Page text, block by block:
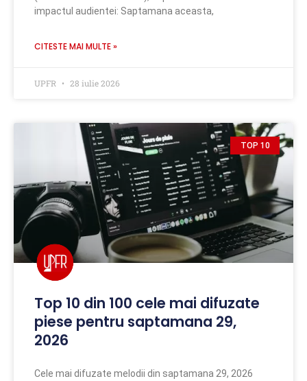
impactul audientei: Saptamana aceasta,
CITESTE MAI MULTE »
UPFR 28 iulie 2026
TOP 10
Top 10 din 100 cele mai difuzate
piese pentru saptamana 29,
2026
Cele mai difuzate melodii din saptamana 29, 2026